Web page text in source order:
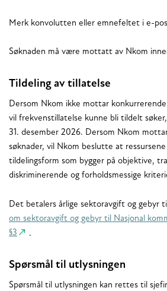
Merk konvolutten eller emnefeltet i e-
Søknaden må være mottatt av Nkom
Tildeling av tillatelse
Dersom Nkom ikke mottar
vil frekvenstillatelse kunne bli tildelt
31. desember 2026. Dersom Nkom
søknader, vil Nkom beslutte at
tildelingsform som bygger på objektive,
diskriminerende og forholdsmessige
Det betalers årlige sektoravgift og gebyr
om sektoravgift og gebyr til Nasjonal
§3
.
Spørsmål til utlysningen
Spørsmål til utlysningen kan rettes til